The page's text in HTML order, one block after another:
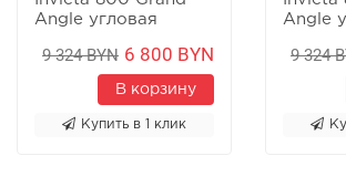
Angle угловая
9 324 BYN 6 800 BYN
В корзину
Купить в 1 клик
Angle
9 324